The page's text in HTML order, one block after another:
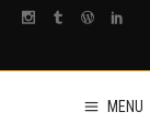
MENU